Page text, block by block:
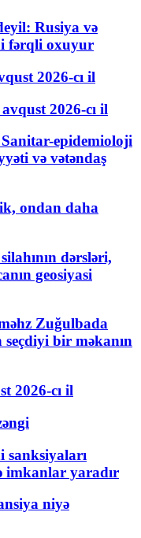
Rusiya və
fərqli oxuyur
2026-cı il
2026-cı il
epidemioloji
və vətəndaş
ondan daha
dərsləri,
geosiyasi
Zuğulbada
seçdiyi bir məkanın
2026-cı il
sanksiyaları
imkanlar yaradır
niyə